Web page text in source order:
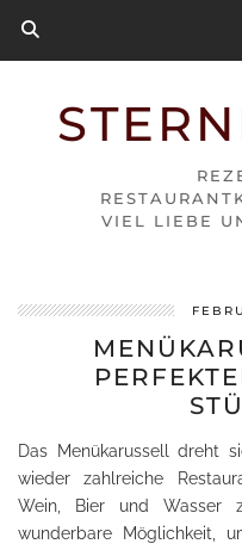
VIEL LIEBE
Das Menükarussell dreht
wieder zahlreiche
Wein, Bier und Wasser
wunderbare Möglichkeit,